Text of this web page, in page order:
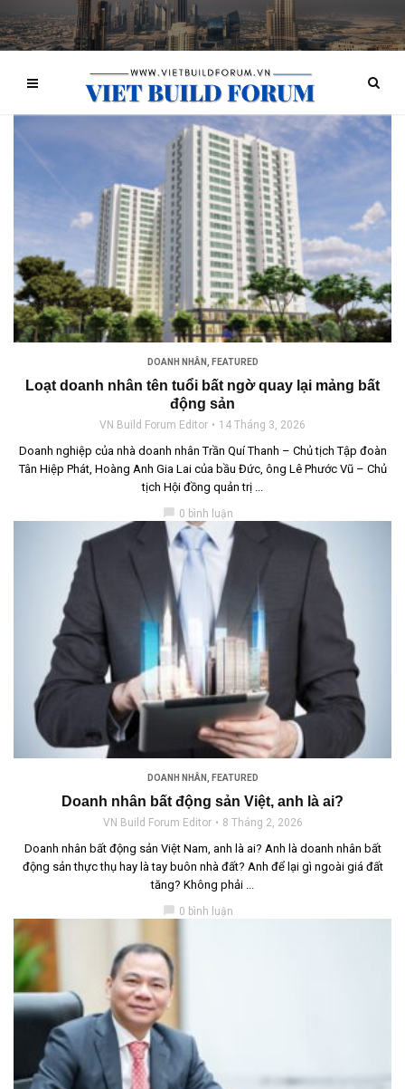
DOANH NHÂN, FEATURED
Loạt doanh nhân tên tuổi bất ngờ quay lại mảng bất
động sản
VN Build Forum Editor 14 Tháng 3, 2026
Doanh nghiệp của nhà doanh nhân Trần Quí Thanh – Chủ tịch Tập đoàn
Tân Hiệp Phát, Hoàng Anh Gia Lai của bầu Đức, ông Lê Phước Vũ – Chủ
tịch Hội đồng quản trị ...
chat_bubble 0 bình luận
DOANH NHÂN FEATURED
Doanh nhân bất động sản Việt, anh là ai?
VN Build Forum Editor 8 Tháng 2, 2026
Doanh nhân bất động sản Việt Nam, anh là ai? Anh là doanh nhân bất
động sản thực thụ hay là tay buôn nhà đất? Anh để lại gì ngoài giá đất
tăng? Không phải ...
0 bình luận